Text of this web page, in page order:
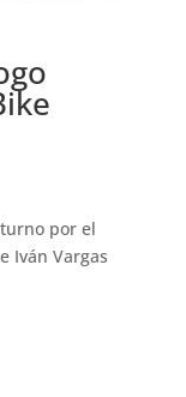
por el
Iván Vargas